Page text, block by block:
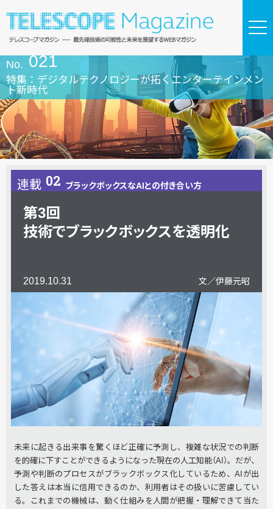
No. 021
特集：デジタルテクノロジーが拓くエンターテインメン
ト新時代
連載 02 ブラックボックスなAIとの付き合い方
第3回
技術でブラックボックスを透明化
2019.10.31 文／伊藤元昭
未来に起きる出来事を驚くほど正確に予測し、複雑な状況での判断
を的確に下すことができるようになった現在の人工知能（AI）。だが、
予測や判断のプロセスがブラックボックス化しているため、AIが出
した答えは本当に信用できるのか、利用者はその扱いに苦慮してい
る。これまでの機械は、動く仕組みを人間が把握・理解できて当た